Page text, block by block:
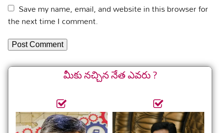
Save my name, email, and website in this browser for
the next time I comment.
మీకు నచ్చిన నేత ఎవరు ?